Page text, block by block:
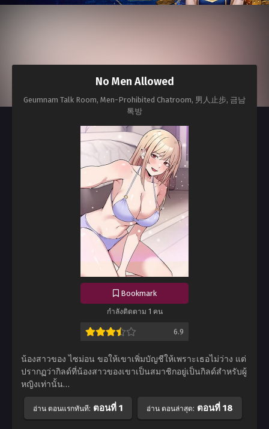
No Men Allowed
Geumnam Talk Room, Men-Prohibited Chatroom, 男人止步, 금남
톡방
Bookmark
กำลังติดตาม 1 คน
6.9
น้องสาวของ ไซม่อน ขอให้เขาเพิ่มบัญชีให้เพราะเธอไม่ว่าง แต่
ปรากฏว่ากิลด์ที่น้องสาวของเขาเป็นสมาชิกอยู่เป็นกิลด์สำหรับผู้
หญิงเท่านั้น…
อ่าน ตอนแรกทันที: ตอนที่ 1 อ่าน ตอนล่าสุด: ตอนที่ 18